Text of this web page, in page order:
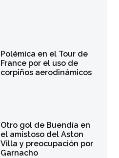
Polémica en el Tour de
France por el uso de
corpiños aerodinámicos
Otro gol de Buendía en
el amistoso del Aston
Villa y preocupación por
Garnacho